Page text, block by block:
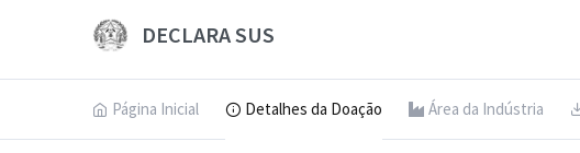
DECLARA SUS
Página Inicial Detalhes da Doação Área da Indústria